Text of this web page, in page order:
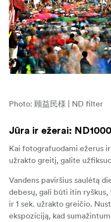
Photo: 顾益民様 | ND filter
Jūra ir ežerai:
Kai fotografuodami ežerus
užrakto greitį, galite
Vandens paviršius saulėtą
debesų, gali būti itin
ir 1 sek. užrakto greičio.
ekspoziciją, kad